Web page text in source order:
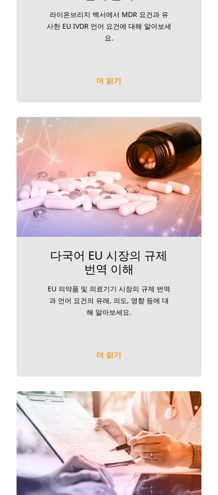
라이온브리지 백서에서 MDR 요건과 유
사한 EU IVDR 언어 요건에 대해 알아보세
요.
더 읽기
다국어 EU 시장의 규제
번역 이해
EU 의약품 및 의료기기 시장의 규제 번역
과 언어 요건의 유래, 의도, 영향 등에 대
해 알아보세요.
더 읽기